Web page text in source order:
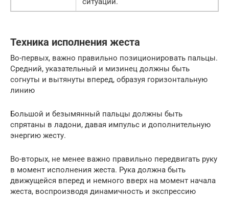
Техника исполнения жеста
Во-первых, важно правильно позиционировать пальцы.
Средний, указательный и мизинец должны быть
согнуты и вытянуты вперед, образуя горизонтальную
линию
Большой и безымянный пальцы должны быть
спрятаны в ладони, давая импульс и дополнительную
энергию жесту.
Во-вторых, не менее важно правильно передвигать руку
в момент исполнения жеста. Рука должна быть
движущейся вперед и немного вверх на момент начала
жеста, воспроизводя динамичность и экспрессию